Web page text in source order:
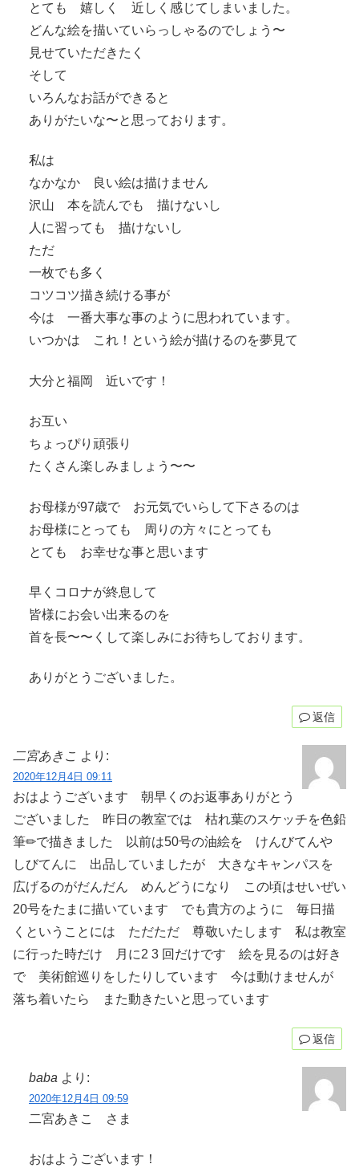
とても 嬉しく 近しく感じてしまいました。
どんな絵を描いていらっしゃるのでしょう〜
見せていただきたく
そして
いろんなお話ができると
ありがたいな〜と思っております。
私は
なかなか 良い絵は描けません
沢山 本を読んでも 描けないし
人に習っても 描けないし
ただ
一枚でも多く
コツコツ描き続ける事が
今は 一番大事な事のように思われています。
いつかは これ！という絵が描けるのを夢見て
大分と福岡 近いです！
お互い
ちょっぴり頑張り
たくさん楽しみましょう〜〜
お母様が97歳で お元気でいらして下さるのは
お母様にとっても 周りの方々にとっても
とても お幸せな事と思います
早くコロナが終息して
皆様にお会い出来るのを
首を長〜〜くして楽しみにお待ちしております。
ありがとうございました。
返信
二宮あきこ より:
2020年12月4日 09:11
おはようございます 朝早くのお返事ありがとう
ございました 昨日の教室では 枯れ葉のスケッチを色鉛
筆✏で描きました 以前は50号の油絵を けんびてんや
しびてんに 出品していましたが 大きなキャンパスを
広げるのがだんだん めんどうになり この頃はせいぜい
20号をたまに描いています でも貴方のように 毎日描
くということには ただただ 尊敬いたします 私は教室
に行った時だけ 月に2 3 回だけです 絵を見るのは好き
で 美術館巡りをしたりしています 今は動けませんが
落ち着いたら また動きたいと思っています
返信
baba より:
2020年12月4日 09:59
二宮あきこ さま
おはようございます！